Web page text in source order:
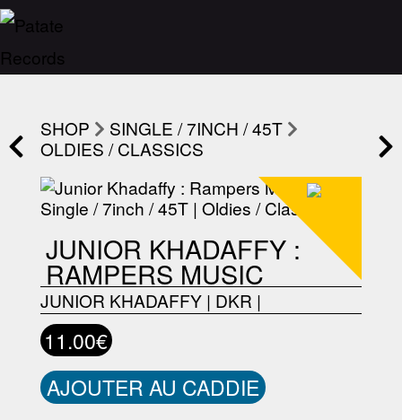
SHOP
SINGLE / 7INCH / 45T
OLDIES / CLASSICS
JUNIOR KHADAFFY :
RAMPERS MUSIC
JUNIOR KHADAFFY| DKR |
11.00€
AJOUTER AU CADDIE